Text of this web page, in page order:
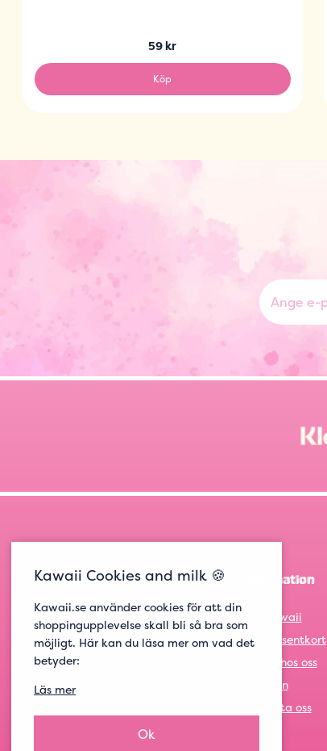
59 kr
Köp
Information
Om Kawaii
Om presentkort
Jobba hos oss
Logga in
Kontakta oss
Kawaii Cookies and milk 🍪
Kawaii.se använder cookies för att din
shoppingupplevelse skall bli så bra som
möjligt. Här kan du läsa mer om vad det
betyder:
Läs mer
Ok